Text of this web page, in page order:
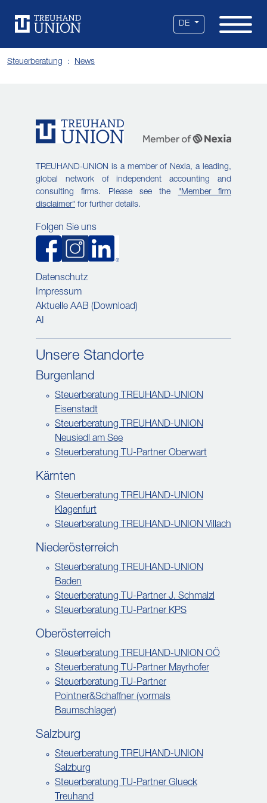
DE
Steuerberatung News
TREUHAND-UNION is a member of Nexia, a leading,
global network of independent accounting and
consulting firms. Please see the "Member firm
disclaimer" for further details.
Datenschutz
Impressum
Aktuelle AAB (Download)
AI
Folgen Sie uns
Unsere Standorte
Burgenland
Steuerberatung TREUHAND-UNION
Eisenstadt
Steuerberatung TREUHAND-UNION
Neusiedl am See
Steuerberatung TU-Partner Oberwart
Kärnten
Steuerberatung TREUHAND-UNION
Klagenfurt
Steuerberatung TREUHAND-UNION Villach
Niederösterreich
Steuerberatung TREUHAND-UNION
Baden
Steuerberatung TU-Partner J. Schmalzl
Steuerberatung TU-Partner KPS
Oberösterreich
Steuerberatung TREUHAND-UNION OÖ
Steuerberatung TU-Partner Mayrhofer
Steuerberatung TU-Partner
Pointner&Schaffner (vormals
Baumschlager)
Salzburg
Steuerberatung TREUHAND-UNION
Salzburg
Steuerberatung TU-Partner Glueck
Treuhand